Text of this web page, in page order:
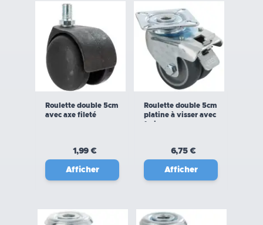
Roulette double 5cm
avec axe fileté
1,99 €
Afficher
Roulette double 5cm
platine à visser avec
frein
6,75 €
Afficher